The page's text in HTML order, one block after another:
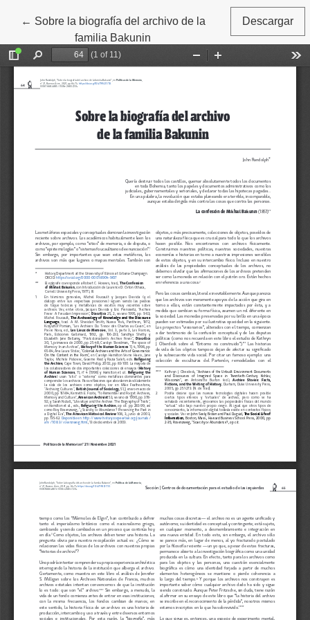
← Volver a los detalles del artículo
Sobre la biografía del archivo de la
familia Bakunin
Descargar